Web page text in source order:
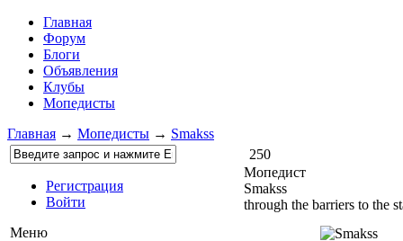
Главная
Форум
Блоги
Объявления
Клубы
Мопедисты
Главная → Мопедисты → Smakss
Регистрация
Войти
Меню
250
Мопедист
Smakss
through the barriers to the